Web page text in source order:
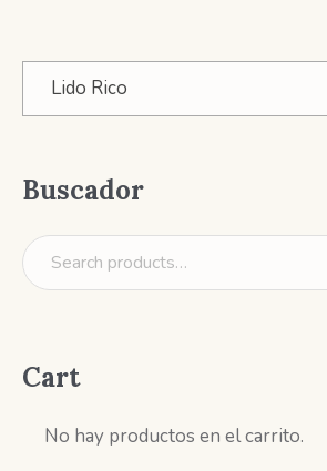
Lido Rico
Buscador
Cart
No hay productos en el carrito.